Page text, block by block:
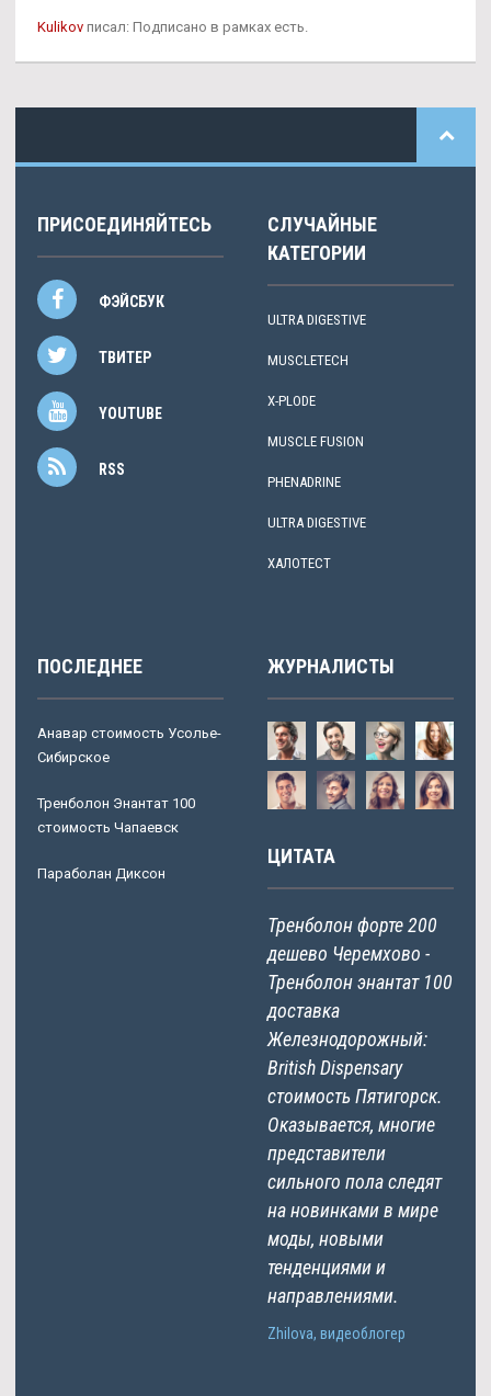
Kulikov писал: Подписано в рамках есть.
ПРИСОЕДИНЯЙТЕСЬ
ФЭЙСБУК
ТВИТЕР
YOUTUBE
RSS
СЛУЧАЙНЫЕ
КАТЕГОРИИ
ULTRA DIGESTIVE
MUSCLETECH
X-PLODE
MUSCLE FUSION
PHENADRINE
ULTRA DIGESTIVE
ХАЛОТЕСТ
ПОСЛЕДНЕЕ
Анавар стоимость Усолье-
Сибирское
Тренболон Энантат 100
стоимость Чапаевск
Параболан Диксон
ЖУРНАЛИСТЫ
ЦИТАТА
Тренболон форте 200
дешево Черемхово -
Тренболон энантат 100
доставка
Железнодорожный:
British Dispensary
стоимость Пятигорск.
Оказывается, многие
представители
сильного пола следят
на новинками в мире
моды, новыми
тенденциями и
направлениями.
Zhilova, видеоблогер